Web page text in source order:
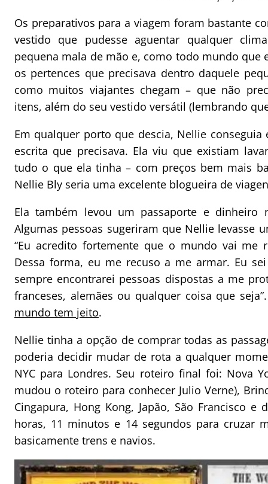
Os preparativos para a viagem foram bastante
vestido que pudesse aguentar qualquer
pequena mala de mão e, como todo mundo
os pertences que precisava dentro daquele
como muitos viajantes chegam – que não
itens, além do seu vestido versátil (lembrando
Em qualquer porto que descia, Nellie
escrita que precisava. Ela viu que existiam
tudo o que ela tinha – com preços bem mais
Nellie Bly seria uma excelente blogueira de
Ela também levou um passaporte e dinheiro
Algumas pessoas sugeriram que Nellie levasse
“Eu acredito fortemente que o mundo vai me
Dessa forma, eu me recuso a me armar. Eu
sempre encontrarei pessoas dispostas a me
franceses, alemães ou qualquer coisa que
mundo tem jeito.
Nellie tinha a opção de comprar todas as
poderia decidir mudar de rota a qualquer
NYC para Londres. Seu roteiro final foi: Nova
mudou o roteiro para conhecer Julio Verne),
Cingapura, Hong Kong, Japão, São Francisco
horas, 11 minutos e 14 segundos para cruzar
basicamente trens e navios.